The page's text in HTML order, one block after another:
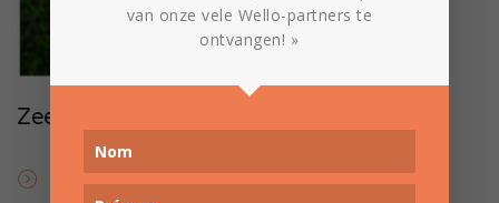
Zeep van Bea-Uty
Product Cosmetica en verzorging
van onze vele Wello-partners te
ontvangen! »